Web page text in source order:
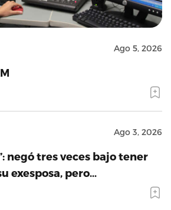
Ago 5, 2026
Ago 3, 2026
negó tres veces bajo tener
exesposa, pero…